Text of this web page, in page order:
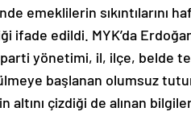
emeklilerin sıkıntılarını
ifade edildi. MYK’da
yönetimi, il, ilçe, belde
başlanan olumsuz
altını çizdiği de alınan